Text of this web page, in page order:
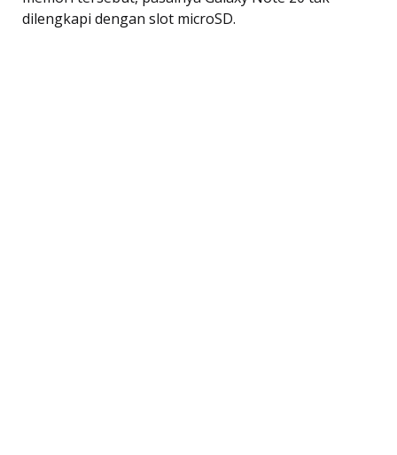
dilengkapi dengan slot microSD.